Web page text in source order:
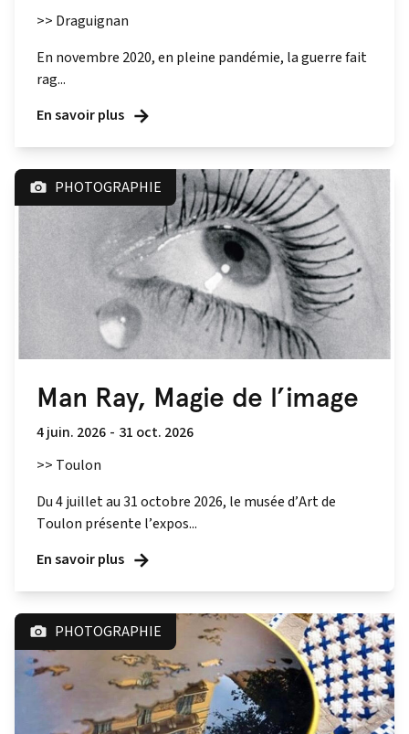
>> Draguignan
En novembre 2020, en pleine pandémie, la guerre fait
rag...
En savoir plus
PHOTOGRAPHIE
Man Ray, Magie de l’image
4 juin. 2026 - 31 oct. 2026
>> Toulon
Du 4 juillet au 31 octobre 2026, le musée d’Art de
Toulon présente l’expos...
En savoir plus
PHOTOGRAPHIE